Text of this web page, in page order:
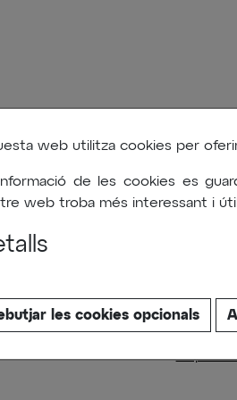
web utilitza cookies per
de les cookies es
web troba més interessant i
les cookies opcionals
urbà.
https://